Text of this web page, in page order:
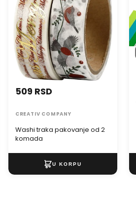
Washi traka pakovanje od 2
komada
509 RSD
CREATIV COMPANY